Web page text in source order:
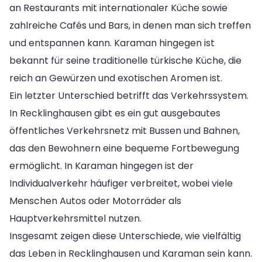
an Restaurants mit internationaler Küche sowie
zahlreiche Cafés und Bars, in denen man sich treffen
und entspannen kann. Karaman hingegen ist
bekannt für seine traditionelle türkische Küche, die
reich an Gewürzen und exotischen Aromen ist.
Ein letzter Unterschied betrifft das Verkehrssystem.
In Recklinghausen gibt es ein gut ausgebautes
öffentliches Verkehrsnetz mit Bussen und Bahnen,
das den Bewohnern eine bequeme Fortbewegung
ermöglicht. In Karaman hingegen ist der
Individualverkehr häufiger verbreitet, wobei viele
Menschen Autos oder Motorräder als
Hauptverkehrsmittel nutzen.
Insgesamt zeigen diese Unterschiede, wie vielfältig
das Leben in Recklinghausen und Karaman sein kann.